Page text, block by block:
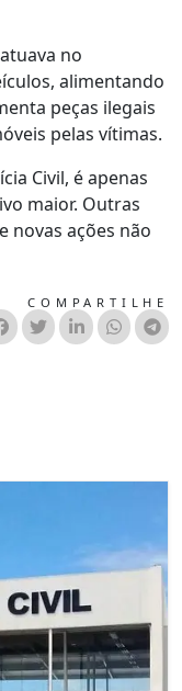
no
alimentando
peças ilegais
pelas vítimas.
Civil, é apenas
maior. Outras
novas ações não
COMPARTILHE